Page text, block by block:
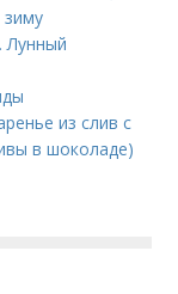
зиму
Лунный
из слив с
в шоколаде)